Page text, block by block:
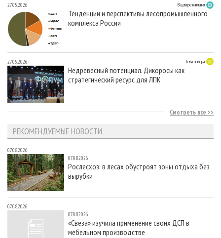
27.05.2026 В центре внимания
Тенденции и перспективы лесопромышленного
комплекса России
27.05.2026 Тема номера
Недревесный потенциал. Дикоросы как
стратегический ресурс для ЛПК
Смотреть все
РЕКОМЕНДУЕМЫЕ НОВОСТИ
07.08.2026
07.08.2026
Рослесхоз: в лесах обустроят зоны отдыха без
вырубки
07.08.2026
07.08.2026
«Свеза» изучила применение своих ДСП в
мебельном производстве